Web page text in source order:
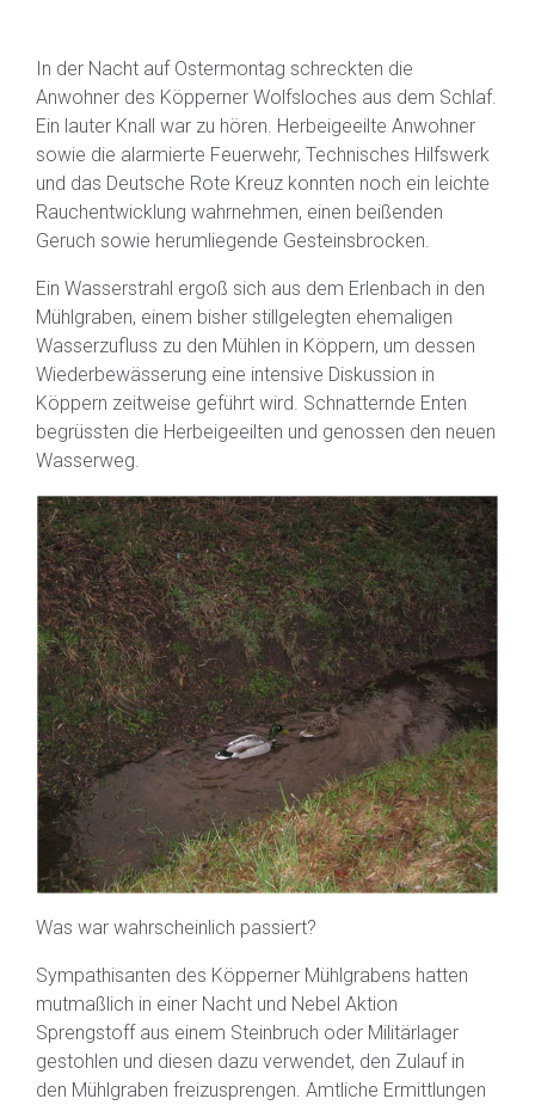
In der Nacht auf Ostermontag schreckten die
Anwohner des Köpperner Wolfsloches aus dem Schlaf.
Ein lauter Knall war zu hören. Herbeigeeilte Anwohner
sowie die alarmierte Feuerwehr, Technisches Hilfswerk
und das Deutsche Rote Kreuz konnten noch ein leichte
Rauchentwicklung wahrnehmen, einen beißenden
Geruch sowie herumliegende Gesteinsbrocken.
Ein Wasserstrahl ergoß sich aus dem Erlenbach in den
Mühlgraben, einem bisher stillgelegten ehemaligen
Wasserzufluss zu den Mühlen in Köppern, um dessen
Wiederbewässerung eine intensive Diskussion in
Köppern zeitweise geführt wird. Schnatternde Enten
begrüssten die Herbeigeeilten und genossen den neuen
Wasserweg.
Was war wahrscheinlich passiert?
Sympathisanten des Köpperner Mühlgrabens hatten
mutmaßlich in einer Nacht und Nebel Aktion
Sprengstoff aus einem Steinbruch oder Militärlager
gestohlen und diesen dazu verwendet, den Zulauf in
den Mühlgraben freizusprengen. Amtliche Ermittlungen